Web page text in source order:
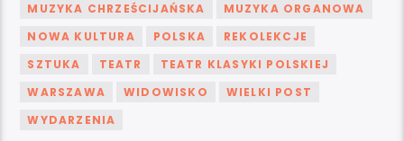
MUZYKA CHRZEŚCIJAŃSKA
MUZYKA ORGANOWA
NOWA KULTURA
POLSKA
REKOLEKCJE
SZTUKA
TEATR
TEATR KLASYKI POLSKIEJ
WARSZAWA
WIDOWISKO
WIELKI POST
WYDARZENIA